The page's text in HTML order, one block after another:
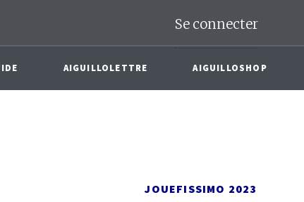
Se connecter
AIGUILLOLETTRE AIGUILLOSHOP
JOUEFISSIMO 2023